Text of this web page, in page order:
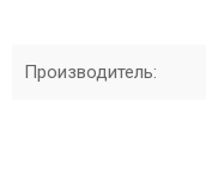
Производитель: